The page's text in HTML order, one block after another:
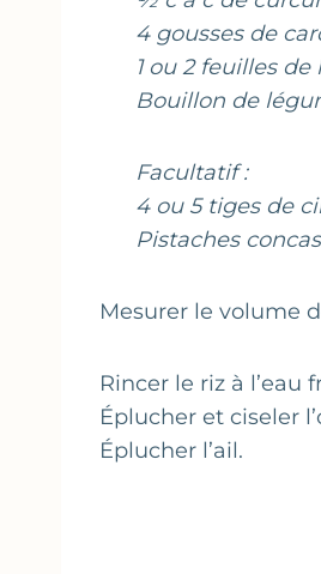
4 gousses de
1 ou 2 feuilles de
Bouillon de
Facultatif :
4 ou 5 tiges de
Pistaches
Mesurer le volume
Rincer le riz à l’eau
Éplucher et ciseler
Éplucher l’ail.